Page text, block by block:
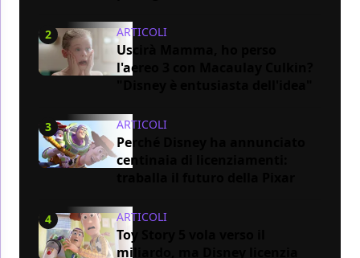
2 ARTICOLI
Uscirà Mamma, ho perso
l'aereo 3 con Macaulay Culkin?
3 ARTICOLI
Perché Disney ha annunciato
centinaia di licenziamenti:
4 ARTICOLI
Toy Story 5 vola verso il
miliardo, ma Disney licenzia